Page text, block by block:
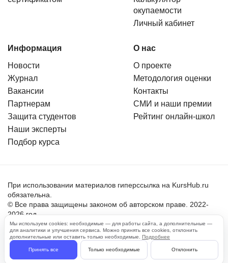
окупаемости
Личный кабинет
Информация
Новости
Журнал
Вакансии
Партнерам
Защита студентов
Наши эксперты
Подбор курса
О нас
О проекте
Методология оценки
Контакты
СМИ и наши премии
Рейтинг онлайн-школ
При использовании материалов гиперссылка на KursHub.ru
обязательна.
© Все права защищены законом об авторском праве. 2022-
2026 год.
Пользовательское соглашение
Политика обработки персональных данных
Мы используем cookies: необходимые — для работы сайта, а дополнительные —
для аналитики и улучшения сервиса. Можно принять все cookies, отклонить
дополнительные или оставить только необходимые. Подробнее
Принять все Только необходимые Отклонить